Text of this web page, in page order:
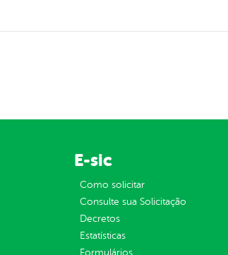
E-sic
Como solicitar
Consulte sua Solicitação
Decretos
Estatísticas
Formulários